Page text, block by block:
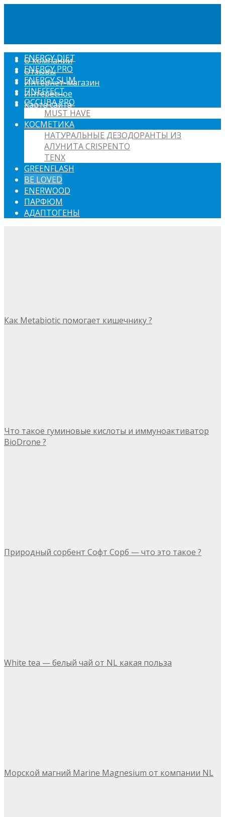
О компании
Отзывы
Интернет-магазин
Интересное
Карта сайта
ENERGY DIET
ENERGY PRO
ENERGY SLIM
FINEFFECT
OCCUBA PRO
MUST HAVE
КОСМЕТИКА
НАТУРАЛЬНЫЕ ДЕЗОДОРАНТЫ ИЗ
АЛУНИТА CRISPENTO
TENX
GREENFLASH
BE LOVED
ENERWOOD
ПАРФЮМ
АДАПТОГЕНЫ
Как Metabiotic помогает кишечнику ?
Что такое гуминовые кислоты и иммуноактиватор
BioDrone ?
Природный сорбент Софт Сорб — что это такое ?
White tea — белый чай от NL какая польза
Морской магний Marine Magnesium от компании NL